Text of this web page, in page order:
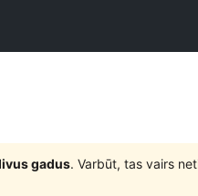
gadus. Varbūt, tas vairs